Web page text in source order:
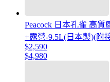
Peacock 日本孔雀 高
+露營-9.5L(日本製)(附
$2,590
$4,980